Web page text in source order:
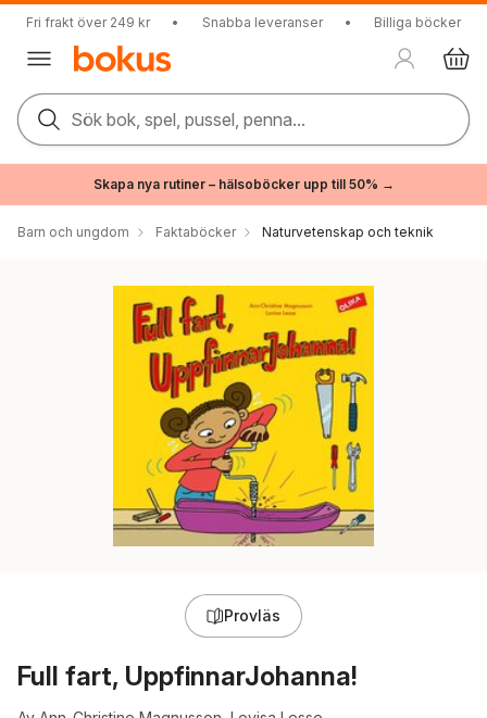
Fri frakt över 249 kr • Snabba leveranser • Billiga böcker
Sök bok, spel, pussel, penna...
Skapa nya rutiner – hälsoböcker upp till 50% →
Barn och ungdom Faktaböcker Naturvetenskap och teknik
Provläs
Full fart, UppfinnarJohanna!